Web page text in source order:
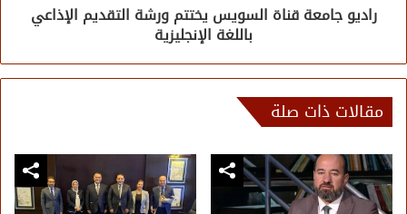
راديو جامعة قناة السويس يختتم ورشة التقديم الإذاعي
باللغة الإنجليزية
مقالات ذات صلة